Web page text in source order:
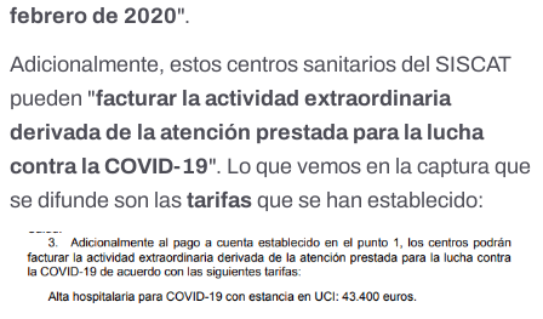
febrero de 2020".
Adicionalmente, estos centros sanitarios del SISCAT
pueden "facturar la actividad extraordinaria
derivada de la atención prestada para la lucha
contra la COVID-19". Lo que vemos en la captura que
se difunde son las tarifas que se han establecido: